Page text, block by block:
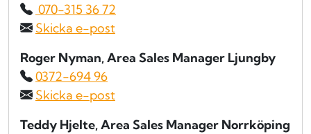
070-315 36 72
Skicka e-post
Roger Nyman, Area Sales Manager Ljungby
0372-694 96
Skicka e-post
Teddy Hjelte, Area Sales Manager Norrköping